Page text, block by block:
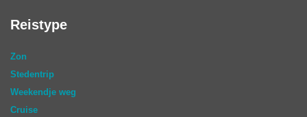
Reistype
Zon
Stedentrip
Weekendje weg
Cruise